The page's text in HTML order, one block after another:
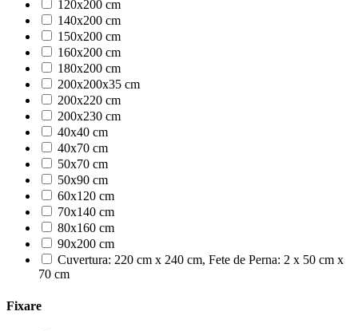
120x200 cm
140x200 cm
150x200 cm
160x200 cm
180x200 cm
200x200x35 cm
200x220 cm
200x230 cm
40x40 cm
40x70 cm
50x70 cm
50x90 cm
60x120 cm
70x140 cm
80x160 cm
90x200 cm
Cuvertura: 220 cm x 240 cm, Fete de Perna: 2 x 50 cm x
70 cm
Fixare